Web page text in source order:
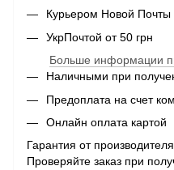
Курьером Новой Почты
УкрПочтой от 50 грн
Больше информации
Наличными при
Предоплата на счет
Онлайн оплата картой
Гарантия от
Проверяйте заказ при